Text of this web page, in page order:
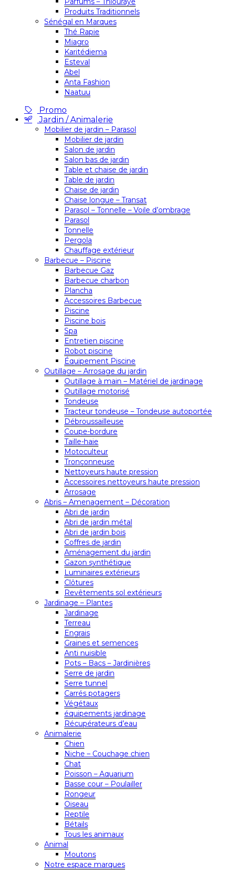
Produits Traditionnels
Sénégal en Marques
Thé Rapie
Miagro
Karitédiema
Esteval
Abel
Anta Fashion
Naatuu
Promo
Jardin / Animalerie
Mobilier de jardin – Parasol
Mobilier de jardin
Salon de jardin
Salon bas de jardin
Table et chaise de jardin
Table de jardin
Chaise de jardin
Chaise longue – Transat
Parasol – Tonnelle – Voile d’ombrage
Parasol
Tonnelle
Pergola
Chauffage extérieur
Barbecue – Piscine
Barbecue Gaz
Barbecue charbon
Plancha
Accessoires Barbecue
Piscine
Piscine bois
Spa
Entretien piscine
Robot piscine
Équipement Piscine
Outillage – Arrosage du jardin
Outillage à main – Matériel de jardinage
Outillage motorisé
Tondeuse
Tracteur tondeuse – Tondeuse autoportée
Débroussailleuse
Coupe-bordure
Taille-haie
Motoculteur
Tronçonneuse
Nettoyeurs haute pression
Accessoires nettoyeurs haute pression
Arrosage
Abris – Amenagement – Décoration
Abri de jardin
Abri de jardin métal
Abri de jardin bois
Coffres de jardin
Aménagement du jardin
Gazon synthétique
Luminaires extérieurs
Clôtures
Revêtements sol extérieurs
Jardinage – Plantes
Jardinage
Terreau
Engrais
Graines et semences
Anti nuisible
Pots – Bacs – Jardinières
Serre de jardin
Serre tunnel
Carrés potagers
Végétaux
équipements jardinage
Récupérateurs d’eau
Animalerie
Chien
Niche – Couchage chien
Chat
Poisson – Aquarium
Basse cour – Poulailler
Rongeur
Oiseau
Reptile
Bétails
Tous les animaux
Animal
Moutons
Notre espace marques